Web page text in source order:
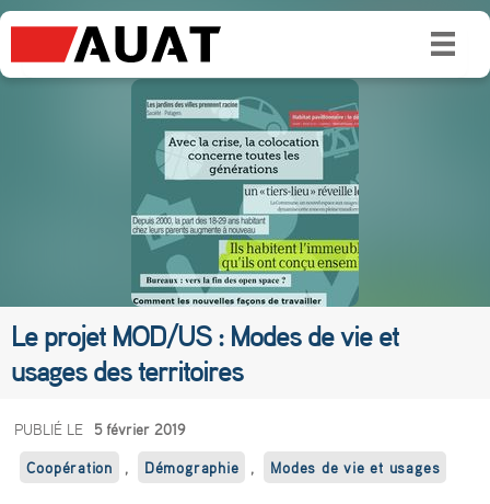
Le projet MOD/US : Modes de vie et
usages des territoires
L
e
PUBLIÉ LE 5 février 2019
Coopération , Démographie , Modes de vie et usages